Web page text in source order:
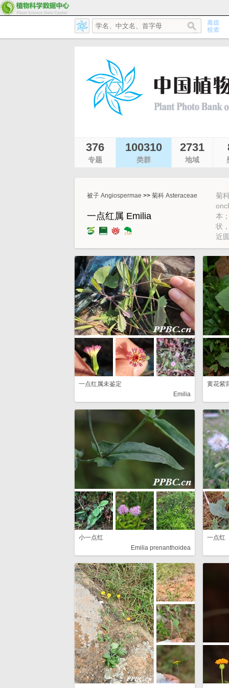
376
专题
100310
类群
2731
地域
被子 Angiospermae >> 菊科 Asteraceae
一点红属 Emilia
菊
本
状
近
一点红属未鉴定
Emilia
黄花紫
小一点红
Emilia prenanthoidea
一点红